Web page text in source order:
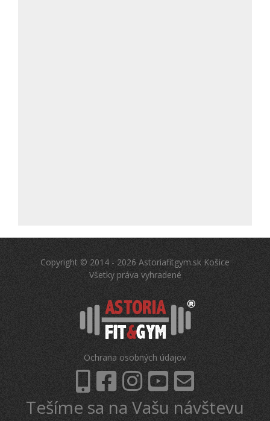
Copyright © 2014 - 2026 Astoriafitgym.sk Košice
Všetky práva vyhradené
Ochrana osobných údajov
Tešíme sa na Vašu návštevu